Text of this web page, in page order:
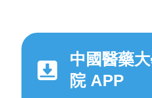
中國醫藥
院 APP